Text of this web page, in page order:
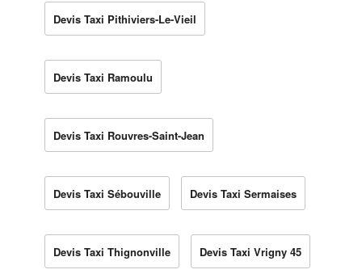
Devis Taxi Pithiviers-Le-Vieil
Devis Taxi Ramoulu
Devis Taxi Rouvres-Saint-Jean
Devis Taxi Sébouville Devis Taxi Sermaises
Devis Taxi Thignonville Devis Taxi Vrigny 45